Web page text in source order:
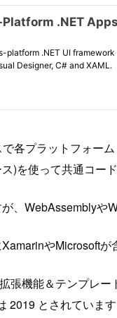
各プラットフォー
)を使って共通コー
、WebAssembly
やMicrosoft
張機能＆テンプレー
とされています